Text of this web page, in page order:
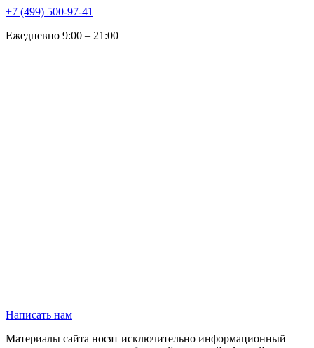
+7 (499) 500-97-41
Ежедневно 9:00 – 21:00
Написать нам
Материалы сайта носят исключительно информационный